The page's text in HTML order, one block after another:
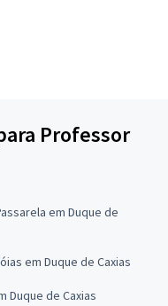
Professor
em Duque de
em Duque de Caxias
Duque de Caxias